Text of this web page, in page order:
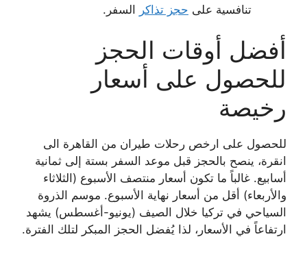
تنافسية على حجز تذاكر السفر.
أفضل أوقات الحجز
للحصول على أسعار
رخيصة
للحصول على ارخص رحلات طيران من القاهرة الى
انقرة، ينصح بالحجز قبل موعد السفر بستة إلى ثمانية
أسابيع. غالباً ما تكون أسعار منتصف الأسبوع (الثلاثاء
والأربعاء) أقل من أسعار نهاية الأسبوع. موسم الذروة
السياحي في تركيا خلال الصيف (يونيو-أغسطس) يشهد
ارتفاعاً في الأسعار، لذا يُفضل الحجز المبكر لتلك الفترة.